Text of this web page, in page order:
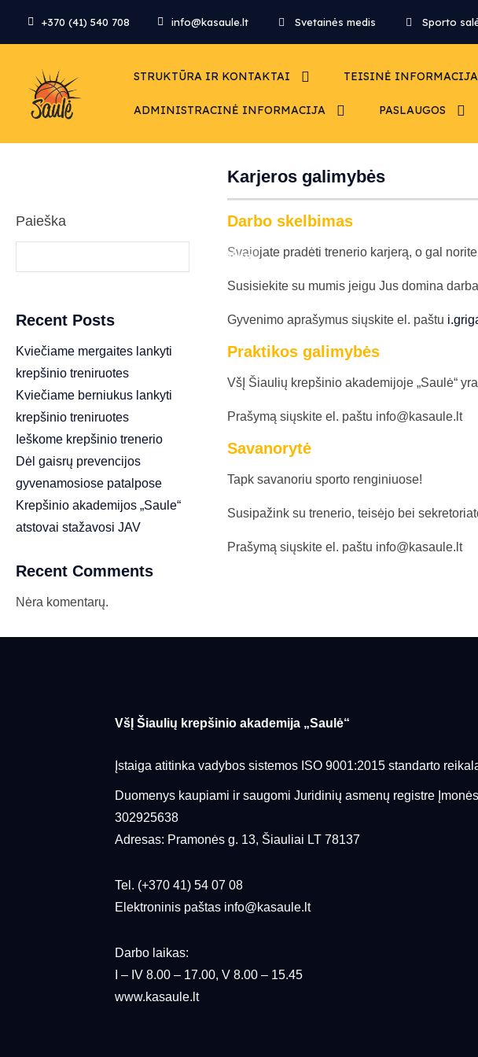
+370 (41) 540 708 info@kasaule.lt Svetainės medis Sporto
STRUKTŪRA IR KONTAKTAI TEISINĖ INFORMACIJA
ADMINISTRACINĖ INFORMACIJA PASLAUGOS
Karjeros galimybės
Darbo skelbimas
Svajojate pradėti trenerio karjerą, o gal
Susisiekite su mumis jeigu Jus domina
Gyvenimo aprašymus siųskite el. paštu
Praktikos galimybės
VšĮ Šiaulių krepšinio akademijoje „Saulė“
Prašymą siųskite el. paštu info@kasaule.lt
Savanorytė
Tapk savanoriu sporto renginiuose!
Susipažink su trenerio, teisėjo bei
Prašymą siųskite el. paštu info@kasaule.lt
Paieška
Paieška
Recent Posts
Kviečiame mergaites lankyti
krepšinio treniruotes
Kviečiame berniukus lankyti
krepšinio treniruotes
Ieškome krepšinio trenerio
Dėl gaisrų prevencijos
gyvenamosiose patalpose
Krepšinio akademijos „Saule“
atstovai stažavosi JAV
Recent Comments
Nėra komentarų.
VšĮ Šiaulių krepšinio akademija „Saulė“
Įstaiga atitinka vadybos sistemos ISO 9001:2015 standarto
Duomenys kaupiami ir saugomi Juridinių asmenų registre
302925638
Adresas: Pramonės g. 13, Šiauliai LT 78137
Tel. (+370 41) 54 07 08
Elektroninis paštas info@kasaule.lt
Darbo laikas:
I – IV 8.00 – 17.00, V 8.00 – 15.45
www.kasaule.lt